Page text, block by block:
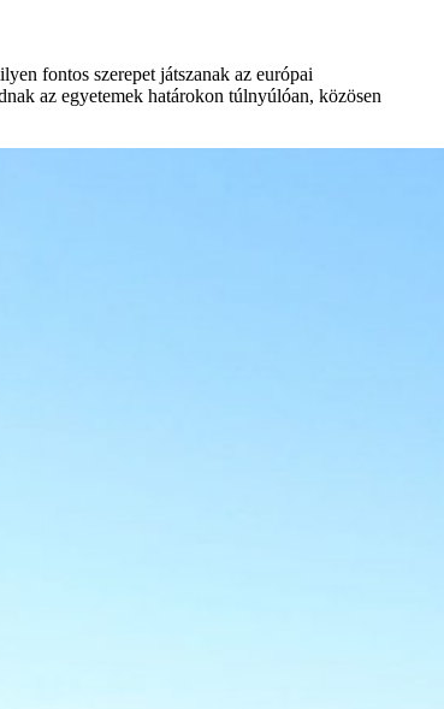
fontos szerepet játszanak az európai
az egyetemek határokon túlnyúlóan, közösen